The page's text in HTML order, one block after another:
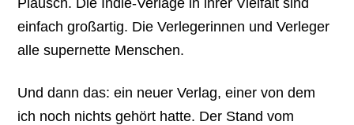
einfach großartig. Die Verlegerinnen und Verleger
alle supernette Menschen.
Und dann das: ein neuer Verlag, einer von dem
ich noch nichts gehört hatte. Der Stand vom